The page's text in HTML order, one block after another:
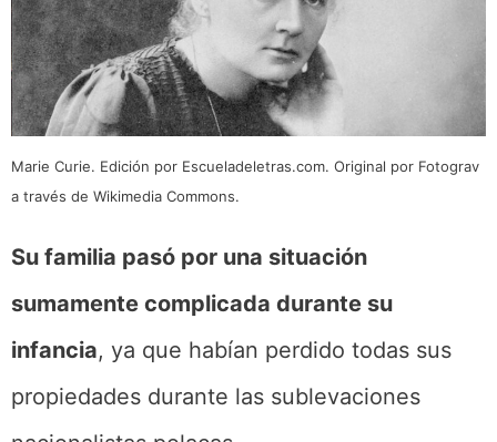
Marie Curie. Edición por Escueladeletras.com. Original por Fotograv
a través de Wikimedia Commons.
Su familia pasó por una situación
sumamente complicada durante su
infancia, ya que habían perdido todas sus
propiedades durante las sublevaciones